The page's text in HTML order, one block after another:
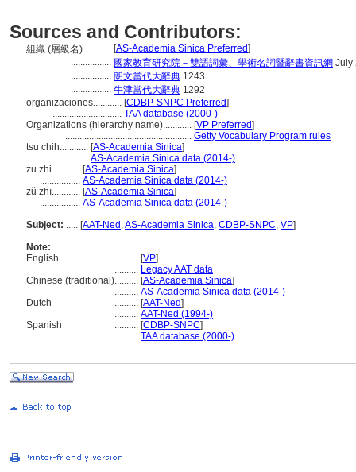
Sources and Contributors:
組織 (層級名)............ [AS-Academia Sinica Preferred]
................. 國家教育研究院－雙語詞彙、學術名詞暨辭書資訊網 July
................. 朗文當代大辭典 1243
................. 牛津當代大辭典 1292
organizaciones............ [CDBP-SNPC Preferred]
............................. TAA database (2000-)
Organizations (hierarchy name)............ [VP Preferred]
..................................................... Getty Vocabulary Program rules
tsu chih............ [AS-Academia Sinica]
................. AS-Academia Sinica data (2014-)
zu zhi............ [AS-Academia Sinica]
................. AS-Academia Sinica data (2014-)
zǔ zhī............ [AS-Academia Sinica]
................. AS-Academia Sinica data (2014-)
Subject: ..... [AAT-Ned ,AS-Academia Sinica, CDBP-SNPC, VP]
Note:
English
.......... [VP]
.......... Legacy AAT data
Chinese (traditional).......... [AS-Academia Sinica]
.......... AS-Academia Sinica data (2014-)
Dutch
.......... [AAT-Ned]
.......... AAT-Ned (1994-)
Spanish
.......... [CDBP-SNPC]
.......... TAA database (2000-)